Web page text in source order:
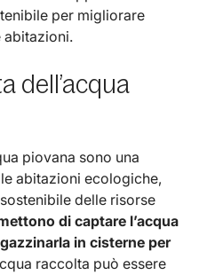
per migliorare
abitazioni.
dell’acqua
piovana sono una
abitazioni ecologiche,
delle risorse
di captare l’acqua
in cisterne per
raccolta può essere